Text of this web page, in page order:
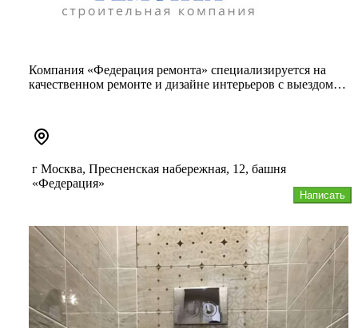
Компания «Федерация ремонта» специализируется на
качественном ремонте и дизайне интерьеров с выездом
Написать
г Москва, Пресненская набережная, 12, башня
«Федерация»